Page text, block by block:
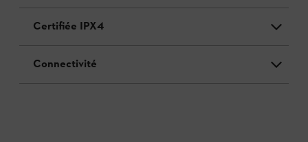
Certifiée IPX4
Connectivité